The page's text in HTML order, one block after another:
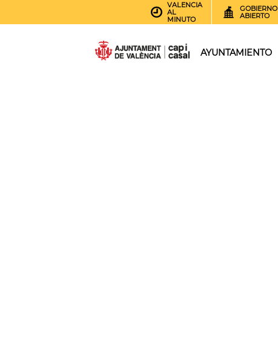
VALENCIA
AL
MINUTO
GOBIERNO
ABIERTO
AYUNTAMIENTO